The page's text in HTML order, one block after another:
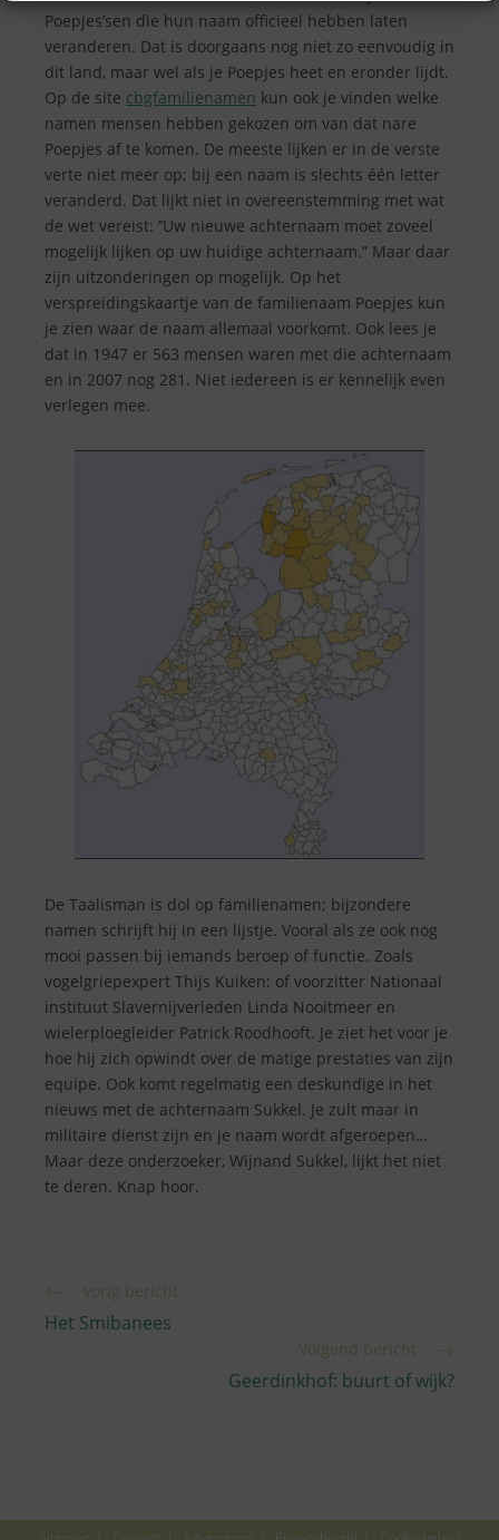
Poepjes’sen die hun naam officieel hebben laten
veranderen. Dat is doorgaans nog niet zo eenvoudig in
dit land, maar wel als je Poepjes heet en eronder lijdt.
Op de site cbgfamilienamen kun ook je vinden welke
namen mensen hebben gekozen om van dat nare
Poepjes af te komen. De meeste lijken er in de verste
verte niet meer op; bij een naam is slechts één letter
veranderd. Dat lijkt niet in overeenstemming met wat
de wet vereist: ’’Uw nieuwe achternaam moet zoveel
mogelijk lijken op uw huidige achternaam.” Maar daar
zijn uitzonderingen op mogelijk. Op het
verspreidingskaartje van de familienaam Poepjes kun
je zien waar de naam allemaal voorkomt. Ook lees je
dat in 1947 er 563 mensen waren met die achternaam
en in 2007 nog 281. Niet iedereen is er kennelijk even
verlegen mee.
De Taalisman is dol op familienamen; bijzondere
namen schrijft hij in een lijstje. Vooral als ze ook nog
mooi passen bij iemands beroep of functie. Zoals
vogelgriepexpert Thijs Kuiken; of voorzitter Nationaal
instituut Slavernijverleden Linda Nooitmeer en
wielerploegleider Patrick Roodhooft. Je ziet het voor je
hoe hij zich opwindt over de matige prestaties van zijn
equipe. Ook komt regelmatig een deskundige in het
nieuws met de achternaam Sukkel. Je zult maar in
militaire dienst zijn en je naam wordt afgeroepen…
Maar deze onderzoeker, Wijnand Sukkel, lijkt het niet
te deren. Knap hoor.
meer
artikelen
Vorig bericht
Het Smibanees
Volgend bericht
Geerdinkhof: buurt of wijk?